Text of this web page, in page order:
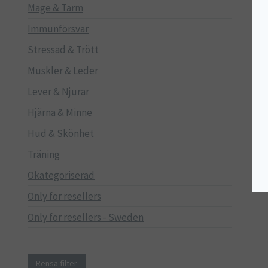
Mage & Tarm
Immunförsvar
Stressad & Trött
Muskler & Leder
Lever & Njurar
Hjärna & Minne
Hud & Skönhet
Träning
Okategoriserad
Only for resellers
Only for resellers - Sweden
Rensa filter